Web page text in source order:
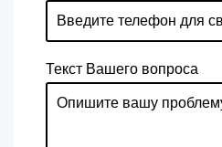
Текст Вашего вопроса